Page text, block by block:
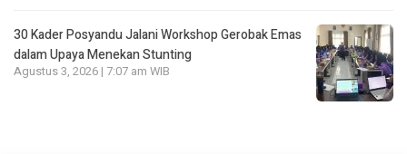
30 Kader Posyandu Jalani Workshop Gerobak Emas
dalam Upaya Menekan Stunting
Agustus 3, 2026 | 7:07 am WIB